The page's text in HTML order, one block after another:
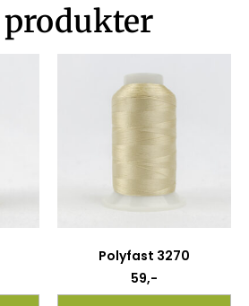
produkter
Polyfast 3270
59,-